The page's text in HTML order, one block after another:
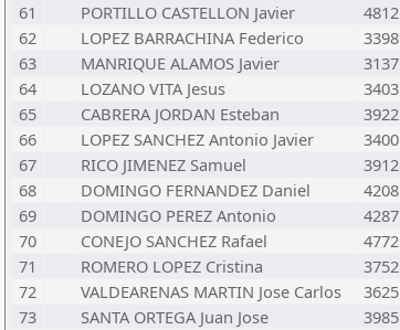
61
PORTILLO CASTELLON Javier 4812
62
LOPEZ BARRACHINA Federico 3398
63
MANRIQUE ALAMOS Javier 3137
64
LOZANO VITA Jesus 3403
65
CABRERA JORDAN Esteban 3922
66
LOPEZ SANCHEZ Antonio Javier 3400
67
RICO JIMENEZ Samuel 3912
68
DOMINGO FERNANDEZ Daniel 4208
69
DOMINGO PEREZ Antonio 4287
70
CONEJO SANCHEZ Rafael 4772
71
ROMERO LOPEZ Cristina 3752
72
VALDEARENAS MARTIN Jose Carlos 3625
73
SANTA ORTEGA Juan Jose 3985